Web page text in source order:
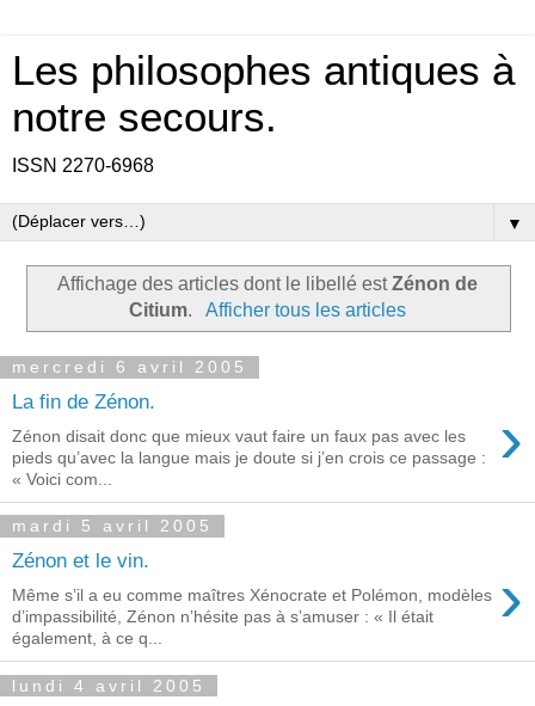
Les philosophes antiques à
notre secours.
ISSN 2270-6968
▼
Affichage des articles dont le libellé estZénon de
Citium. Afficher tous les articles
mercredi 6 avril 2005
La fin de Zénon. ›
Zénon disait donc que mieux vaut faire un faux pas avec les
pieds qu’avec la langue mais je doute si j’en crois ce passage :
« Voici com...
mardi 5 avril 2005
Zénon et le vin. ›
Même s’il a eu comme maîtres Xénocrate et Polémon, modèles
d’impassibilité, Zénon n’hésite pas à s’amuser : « Il était
également, à ce q...
lundi 4 avril 2005